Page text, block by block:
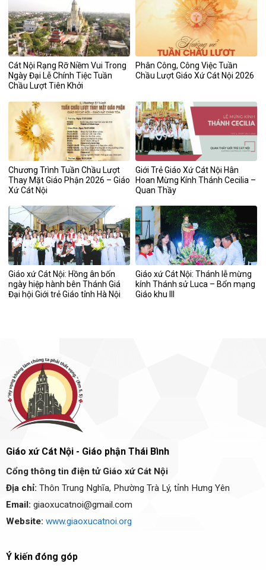
Cát Nội Rạng Rỡ Niềm Vui Trong
Ngày Đại Lễ Chính Tiệc Tuần
Chầu Lượt Tiên Khởi
Phân Công, Công Việc Tuần
Chầu Lượt Giáo Xứ Cát Nội 2026
Chương Trình Tuần Chầu Lượt
Thay Mặt Giáo Phận 2026 – Giáo
Xứ Cát Nội
Giới Trẻ Giáo Xứ Cát Nội Hân
Hoan Mừng Kính Thánh Cecilia –
Quan Thầy
Giáo xứ Cát Nội: Hồng ân bốn
ngày hiệp hành bên Thánh Giá
Đại hội Giới trẻ Giáo tỉnh Hà Nội
Giáo xứ Cát Nội: Thánh lễ mừng
kính Thánh sử Luca – Bổn mạng
Giáo khu III
Giáo xứ Cát Nội - Giáo phận Thái Bình
Cổng thông tin điện tử Giáo xứ Cát Nội
Địa chỉ: Thôn Trung Nghĩa, Phường Trà Lý, tỉnh Hưng Yên
Email: giaoxucatnoi@gmail.com
Website: www.giaoxucatnoi.org
Ý kiến đóng góp